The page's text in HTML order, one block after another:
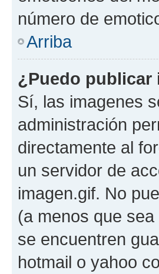
número de
Arriba
¿Puedo publicar
Sí, las imagenes
administración
directamente al
un servidor de
imagen.gif. No
(a menos que
se encuentren
hotmail o yahoo